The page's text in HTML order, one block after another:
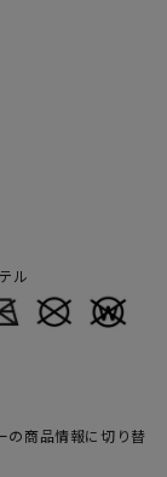
ル
の商品情報に切り替